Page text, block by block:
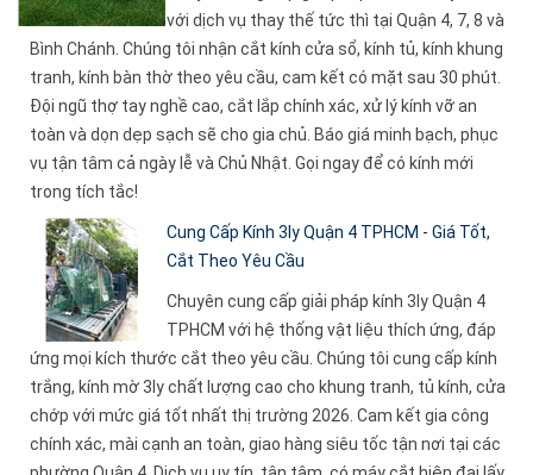
với dịch vụ thay thế tức thì tại Quận 4, 7, 8 và
Bình Chánh. Chúng tôi nhận cắt kính cửa sổ, kính tủ, kính khung
tranh, kính bàn thờ theo yêu cầu, cam kết có mặt sau 30 phút.
Đội ngũ thợ tay nghề cao, cắt lắp chính xác, xử lý kính vỡ an
toàn và dọn dẹp sạch sẽ cho gia chủ. Báo giá minh bạch, phục
vụ tận tâm cả ngày lễ và Chủ Nhật. Gọi ngay để có kính mới
trong tích tắc!
Cung Cấp Kính 3ly Quận 4 TPHCM - Giá Tốt,
Cắt Theo Yêu Cầu
Chuyên cung cấp giải pháp kính 3ly Quận 4
TPHCM với hệ thống vật liệu thích ứng, đáp
ứng mọi kích thước cắt theo yêu cầu. Chúng tôi cung cấp kính
trắng, kính mờ 3ly chất lượng cao cho khung tranh, tủ kính, cửa
chớp với mức giá tốt nhất thị trường 2026. Cam kết gia công
chính xác, mài cạnh an toàn, giao hàng siêu tốc tận nơi tại các